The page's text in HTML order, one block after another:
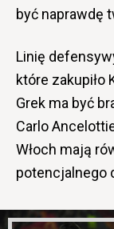
być naprawdę
Linię
które zakupiło
Grek ma być
Carlo
Włoch mają
potencjalnego